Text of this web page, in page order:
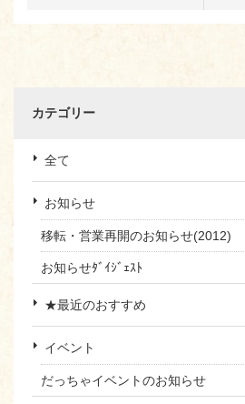
カテゴリー
全て
お知らせ
移転・営業再開のお知らせ(2012)
お知らせﾀﾞｲｼﾞｪｽﾄ
★最近のおすすめ
イベント
だっちゃイベントのお知らせ